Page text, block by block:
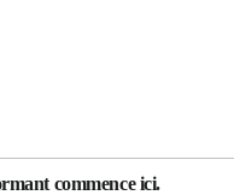
commence ici.